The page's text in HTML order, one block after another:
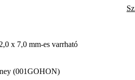
x 7,0 mm-es varrható
(001GOHON)